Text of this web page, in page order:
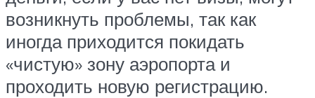
возникнуть проблемы, так как
иногда приходится покидать
«чистую» зону аэропорта и
проходить новую регистрацию.